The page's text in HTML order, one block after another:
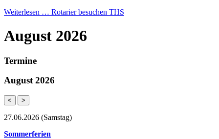
Weiterlesen … Rotarier besuchen THS
August 2026
Termine
August 2026
< >
27.06.2026 (Samstag)
Sommerferien